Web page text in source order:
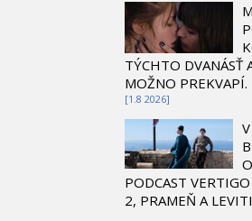
TÝCHTO DVANÁSŤ
MOŽNO
[1.8 2026]
PODCAST
2, PRAMEŇ A